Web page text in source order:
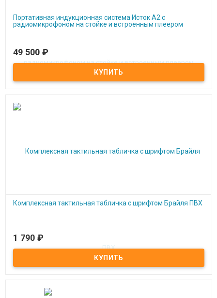
Портативная индукционная система Исток А2 с
радиомикрофоном на стойке и встроенным плеером
Под заказ
Портативная индукционная система Исток А2 с
радиомикрофоном на стойке и встроенным плеером
49 500 ₽
Комплексная тактильная табличка с шрифтом Брайля ПВХ
Под заказ
Комплексная тактильная табличка с шрифтом Брайля ПВХ
1 790 ₽